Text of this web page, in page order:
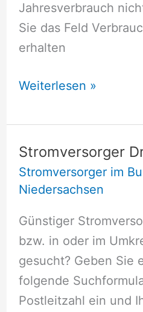
Jahresverbrauch
Sie das Feld
erhalten
Stromversorger
Weiterlesen »
Stromversorger
Stromversorger im
Niedersachsen
Günstiger
bzw. in oder im
gesucht? Geben Sie
folgende
Postleitzahl ein und